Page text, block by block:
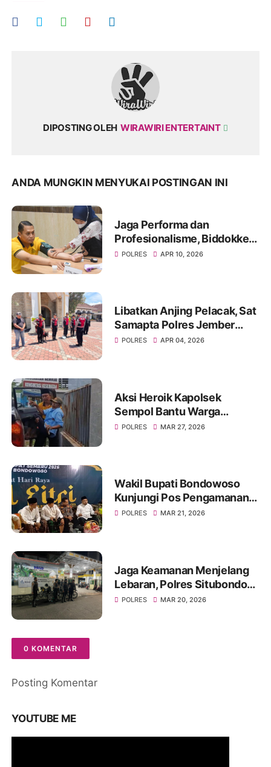
DIPOSTING OLEH WIRAWIRI ENTERTAINT
ANDA MUNGKIN MENYUKAI POSTINGAN INI
Jaga Performa dan
Profesionalisme, Biddokkes
Polda Jatim Gelar Rikes
POLRES APR 10, 2026
Libatkan Anjing Pelacak, Sat
Samapta Polres Jember
Sterilisasi Gereja Jelang
POLRES APR 04, 2026
Aksi Heroik Kapolsek
Sempol Bantu Warga
Kecelakaan Saat Akan
POLRES MAR 27, 2026
Wakil Bupati Bondowoso
Kunjungi Pos Pengamanan
Lebaran 2026
POLRES MAR 21, 2026
Jaga Keamanan Menjelang
Lebaran, Polres Situbondo
Intensifkan Patroli Sisir
POLRES MAR 20, 2026
0 KOMENTAR
Posting Komentar
YOUTUBE ME